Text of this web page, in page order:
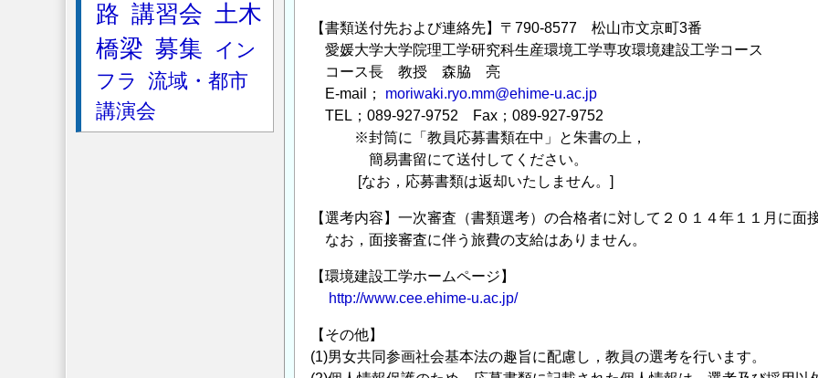
【書類送付先および連絡先】〒790-8577 松山市文京町3番
愛媛大学大学院理工学研究科生産環境工学専攻環境建設工学コース
コース長 教授 森脇 亮
E-mail； moriwaki.ryo.mm@ehime-u.ac.jp
TEL；089-927-9752 Fax；089-927-9752
※封筒に「教員応募書類在中」と朱書の上，
簡易書留にて送付してください。
[なお，応募書類は返却いたしません。]
【選考内容】一次審査（書類選考）の合格者に対して２０１４年１１月に面
なお，面接審査に伴う旅費の支給はありません。
【環境建設工学ホームページ】
http://www.cee.ehime-u.ac.jp/
【その他】
(1)男女共同参画社会基本法の趣旨に配慮し，教員の選考を行います。
路 講習会 土木
橋梁 募集
イン
フラ
流域・都市
講演会